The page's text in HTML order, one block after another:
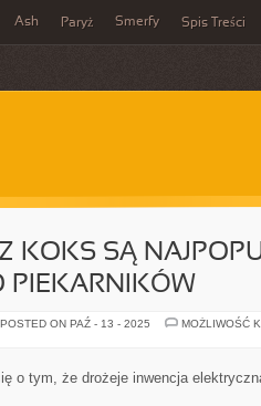
Ash Paryż Smerfy Spis Treści
KOKS SĄ
PIEKARNIKÓW
POSTED ON PAŹ - 13 - 2025
MOŻLIWOŚĆ
o tym, że drożeje inwencja